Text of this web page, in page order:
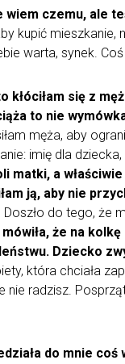
czemu, ale
kupić
warta, synek.
kłóciłam się z
to nie
męża, aby
imię dla
matki, a
ją, aby nie
Doszło do tego, że
mówiła, że na
Dziecko
która chciała
nie radzisz.
do mnie